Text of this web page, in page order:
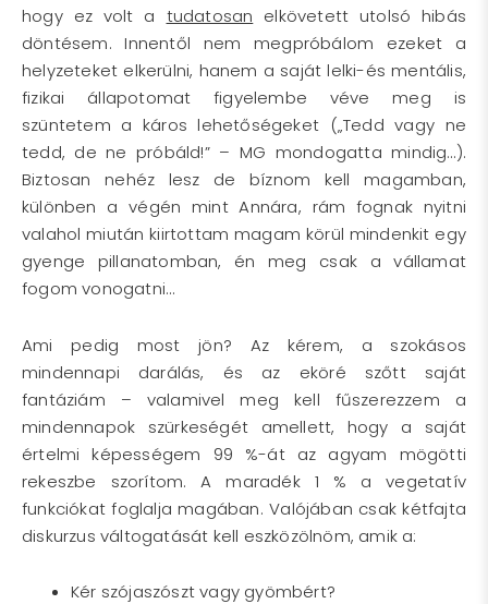
hogy ez volt a tudatosan elkövetett utolsó hibás
döntésem. Innentől nem megpróbálom ezeket a
helyzeteket elkerülni, hanem a saját lelki-és mentális,
fizikai állapotomat figyelembe véve meg is
szüntetem a káros lehetőségeket („Tedd vagy ne
tedd, de ne próbáld!” – MG mondogatta mindig…).
Biztosan nehéz lesz de bíznom kell magamban,
különben a végén mint Annára, rám fognak nyitni
valahol miután kiirtottam magam körül mindenkit egy
gyenge pillanatomban, én meg csak a vállamat
fogom vonogatni…
Ami pedig most jön? Az kérem, a szokásos
mindennapi darálás, és az eköré szőtt saját
fantáziám – valamivel meg kell fűszerezzem a
mindennapok szürkeségét amellett, hogy a saját
értelmi képességem 99 %-át az agyam mögötti
rekeszbe szorítom. A maradék 1 % a vegetatív
funkciókat foglalja magában. Valójában csak kétfajta
diskurzus váltogatását kell eszközölnöm, amik a:
Kér szójaszószt vagy gyömbért?